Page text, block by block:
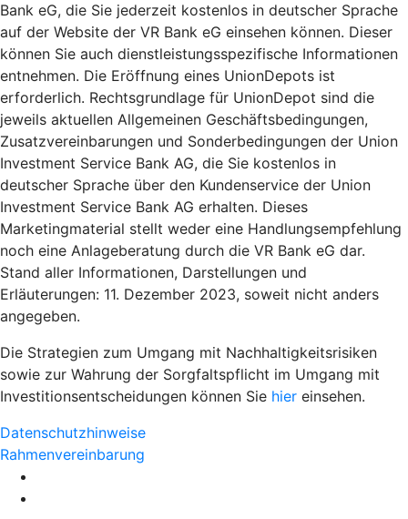
Bank eG, die Sie jederzeit kostenlos in deutscher Sprache
auf der Website der VR Bank eG einsehen können. Dieser
können Sie auch dienstleistungsspezifische Informationen
entnehmen. Die Eröffnung eines UnionDepots ist
erforderlich. Rechtsgrundlage für UnionDepot sind die
jeweils aktuellen Allgemeinen Geschäftsbedingungen,
Zusatzvereinbarungen und Sonderbedingungen der Union
Investment Service Bank AG, die Sie kostenlos in
deutscher Sprache über den Kundenservice der Union
Investment Service Bank AG erhalten. Dieses
Marketingmaterial stellt weder eine Handlungsempfehlung
noch eine Anlageberatung durch die VR Bank eG dar.
Stand aller Informationen, Darstellungen und
Erläuterungen: 11. Dezember 2023, soweit nicht anders
angegeben.
Die Strategien zum Umgang mit Nachhaltigkeitsrisiken
sowie zur Wahrung der Sorgfaltspflicht im Umgang mit
Investitionsentscheidungen können Sie hier einsehen.
Datenschutzhinweise
Rahmenvereinbarung